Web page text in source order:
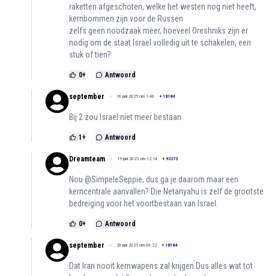
raketten afgeschoten, welke het westen nog niet heeft,
kernbommen zijn voor de Russen
zelfs geen noodzaak meer, hoeveel Oreshniks zijn er
nodig om de staat Israel volledig uit te schakelen, een
stuk of tien?
0+ Antwoord
september 16 juni 2025 om 1:40 + 18184
Bij 2 zou Israel niet meer bestaan.
1+ Antwoord
Dreamteam 19 juni 2025 om 12:14 + 93273
Nou @SimpeleSeppie, dus ga je daarom maar een
kerncentrale aanvallen? Die Netanyahu is zelf de grootste
bedreiging voor het voortbestaan van Israel.
0+ Antwoord
september 20 juni 2025 om 00:22 + 18184
Dat Iran nooit kernwapens zal krijgen.Dus alles wat tot